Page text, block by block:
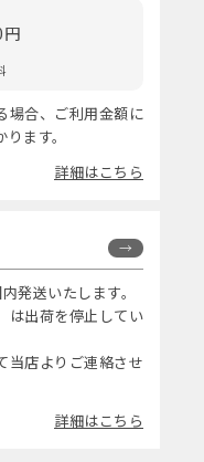
場合、ご利用金額に
ます。
詳細はこちら
発送いたします。
は出荷を停止してい
当店よりご連絡させ
詳細はこちら